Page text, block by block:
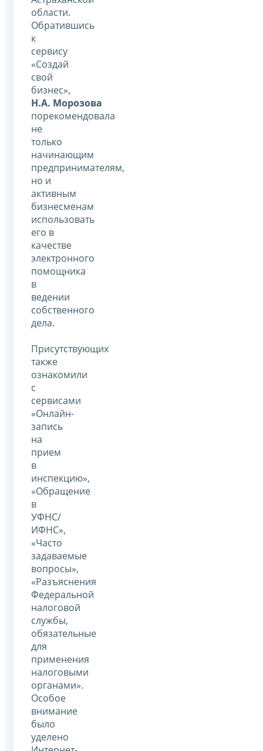
области.
Обратившись
к
сервису
«Создай
свой
бизнес»,
Н.А. Морозова
порекомендовала
не
только
начинающим
предпринимателям,
но и
активным
бизнесменам
использовать
его в
качестве
электронного
помощника
в
ведении
собственного
дела.
Присутствующих
также
ознакомили
с
сервисами
«Онлайн-
запись
на
прием
в
инспекцию»,
«Обращение
в
УФНС/
ИФНС»,
«Часто
задаваемые
вопросы»,
«Разъяснения
Федеральной
налоговой
службы,
обязательные
для
применения
налоговыми
органами».
Особое
внимание
было
уделено